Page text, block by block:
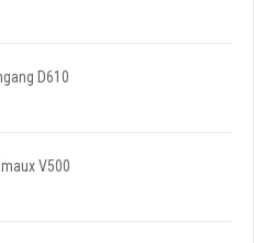
D610
V500